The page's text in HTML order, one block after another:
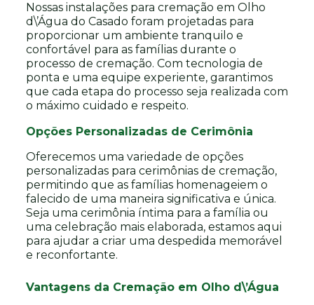
Nossas instalações para cremação em Olho
d\’Água do Casado foram projetadas para
proporcionar um ambiente tranquilo e
confortável para as famílias durante o
processo de cremação. Com tecnologia de
ponta e uma equipe experiente, garantimos
que cada etapa do processo seja realizada com
o máximo cuidado e respeito.
Opções Personalizadas de Cerimônia
Oferecemos uma variedade de opções
personalizadas para cerimônias de cremação,
permitindo que as famílias homenageiem o
falecido de uma maneira significativa e única.
Seja uma cerimônia íntima para a família ou
uma celebração mais elaborada, estamos aqui
para ajudar a criar uma despedida memorável
e reconfortante.
Vantagens da Cremação em Olho d\’Água